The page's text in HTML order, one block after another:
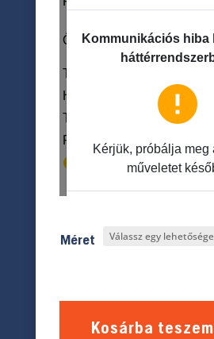
Méret
Kosárba teszem